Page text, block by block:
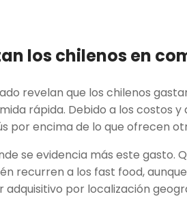
los chilenos en
revelan que los chilenos
rápida. Debido a los costos
por encima de lo que ofrecen
se evidencia más este gasto.
recurren a los fast food,
adquisitivo por localización